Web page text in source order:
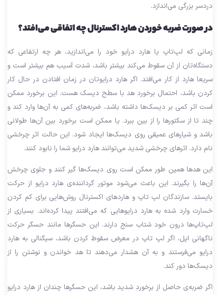
دردسر بزرگی می‌اندازد.
در صورت ضربه خوردن هارد اکسترنال چه اتفاقی می‌افتد؟
زمانی که لپ‌تاپ یا هارد درایو خود را می‌اندازید، هر چه ارتفاعی که
دستگاه‌تان از آن سقوط می‌کند بیشتر باشد، شدت آسیب هم بیشتر است و
سریعا هارد از کار می‌افتد. اگر هارد درایوتان در زمان افتادن در حال کار
کردن باشد، احتمال برخورد هد با سطح دیسک هست. این برخورد ممکن
است اثر کمی بر دیسک‌ها داشته باشد، ضربه‌های کمی به آن‌ها وارد کند و
چند تا از سکتورها را از بین ببرد. یا ممکن است برخورد بین آن‌ها طولانی
باشد و شیار‌های عمیقی روی دیسک‌ها ایجاد شود. این حالت اثر چرخشی
نام دارد. اثر‌های چرخشی شدید می‌توانند هارد درایو شما را نابود کنند.
این هدها همین طور ممکن است روی دیسک‌ها گیر کنند و جلوی چرخش
آن‌ها را بگیرند. این باعث می‌شود موتور گرداننده‌ی هارد درایو از حرکت
بایستد. سازندگان لپ تاپ و هاردهای اکسترنال روش‌هایی برای کم کردن
خسارت وارد شده به هارد درایو‌هایی که می‌افتند پیدا کرده‌اند. بسیاری از
لپ‌تاپ‌ها درون خود شتاب سنج دارند. این حسگر‌ها مانند حسگر حرکت
ناگهانی اپل، اگر لپ تاپ در معرض سقوط کردن باشد، سیگنالی به هارد
درایو می‌فرستند و به آن هشدار می‌دهند تا هد خواندن و نوشتن را از
دیسک‌ها دور کند.
اگر ضربه‌ی حاصل از برخورد شدید باشد، این حسگر‌ها چندان از هارد درایو